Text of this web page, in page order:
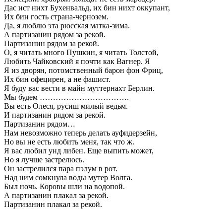
Дас ист нихт Бухенвальд, их бин нихт оккупант,
Их бин гость страна-чернозем.
Да, я люблю эта рюсская матка-зима.
А партизанин рядом за рекой.
Партизанин рядом за рекой.
О, я читать много Пушкин, я читать Толстой,
Любить Чайковский я почти как Вагнер. Я
Я из дворян, потомственный барон фон Фриц,
Их бин офецирен, а не фашист.
Я буду вас вести в майн муттернахт Берлин.
Мы будем …………………………….
Вы есть Олеся, русиш милый ведьм.
И партизанин рядом за рекой.
Партизанин рядом…
Нам невозможно теперь делать ауфидерзейн,
Но вы не есть любить меня, так что ж.
Я вас любил унд либен. Еще выпить может,
Но я лучше застрелюсь.
Он застрелился пара пэлум в рот.
Над ним сомкнула воды мутер Волга.
Был ночь. Коровы шли на водопой.
А партизанин плакал за рекой.
Партизанин плакал за рекой.